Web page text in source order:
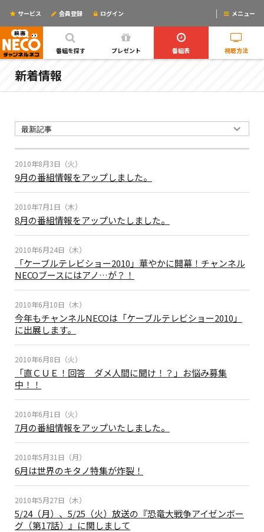
番組を探す プレゼント 番組表 視聴方法
サービス 会員登録 ログイン メニュー
ログインするとリマインドメールが使えるYO!
新着情報
2010年8月3日（火）
9月の番組情報をアップしました。
2010年7月1日（木）
8月の番組情報をアップいたしました。
2010年6月24日（木）
「ケーブルテレビショー2010」華やかに開幕！チャンネル
NECOブースにはアノ…が？！
2010年6月10日（木）
今年もチャンネルNECOは「ケーブルテレビショー2010」
に出展します。
2010年6月8日（火）
「直ＣＵＥ！回答 ダメ人間に聞け！？」お悩み募集
中！！
2010年6月1日（火）
7月の番組情報をアップいたしました。
2010年5月31日（月）
6月は世界のキタノ特集が炸裂！
2010年5月27日（木）
5/24（月）、5/25（火）放送の『恐竜大戦争アイゼンボー
グ（第17話）』に関しまして